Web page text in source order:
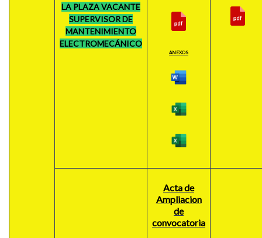
LA PLAZA VACANTE
SUPERVISOR DE
MANTENIMIENTO
ELECTROMECÁNICO
ANEXOS
Acta de
Ampliacion
de
convocatoria